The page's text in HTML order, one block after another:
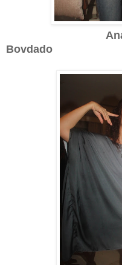
Ana Luiza
Bovdado